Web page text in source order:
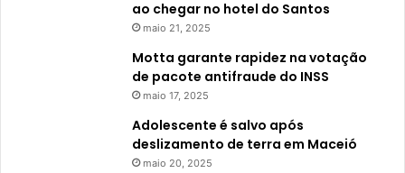
ao chegar no hotel do Santos
maio 21, 2025
Motta garante rapidez na votação
de pacote antifraude do INSS
maio 17, 2025
Adolescente é salvo após
deslizamento de terra em Maceió
maio 20, 2025